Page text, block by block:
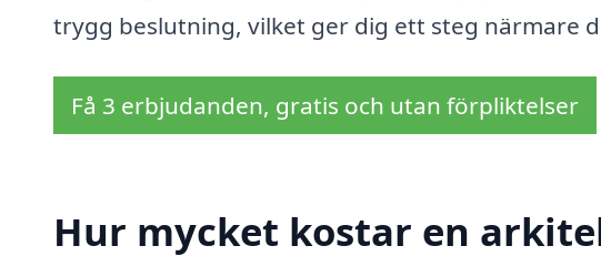
trygg beslutning, vilket ger dig ett steg närmare
Få 3 erbjudanden, gratis och utan förpliktelser
Hur mycket kostar en